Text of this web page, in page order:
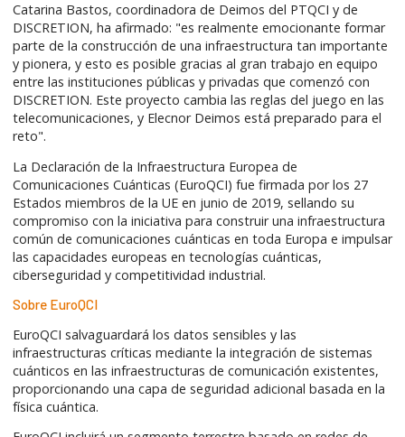
Catarina Bastos, coordinadora de Deimos del PTQCI y de
DISCRETION, ha afirmado: "es realmente emocionante formar
parte de la construcción de una infraestructura tan importante
y pionera, y esto es posible gracias al gran trabajo en equipo
entre las instituciones públicas y privadas que comenzó con
DISCRETION. Este proyecto cambia las reglas del juego en las
telecomunicaciones, y Elecnor Deimos está preparado para el
reto".
La Declaración de la Infraestructura Europea de
Comunicaciones Cuánticas (EuroQCI) fue firmada por los 27
Estados miembros de la UE en junio de 2019, sellando su
compromiso con la iniciativa para construir una infraestructura
común de comunicaciones cuánticas en toda Europa e impulsar
las capacidades europeas en tecnologías cuánticas,
ciberseguridad y competitividad industrial.
Sobre EuroQCI
EuroQCI salvaguardará los datos sensibles y las
infraestructuras críticas mediante la integración de sistemas
cuánticos en las infraestructuras de comunicación existentes,
proporcionando una capa de seguridad adicional basada en la
física cuántica.